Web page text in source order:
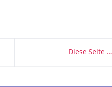
Diese Seite …